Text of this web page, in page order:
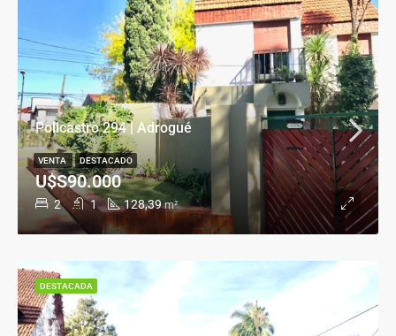
Policastro 294 | Adrogué
2 1 128,39 m²
U$S90.000
VENTA DESTACADO
DESTACADA